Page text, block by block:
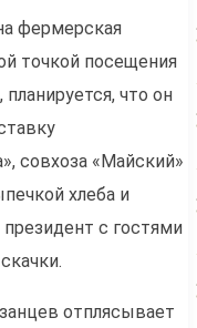
фермерская
точкой посещения
что он
совхоза «Майский»
хлеба и
с гостями
отплясывает